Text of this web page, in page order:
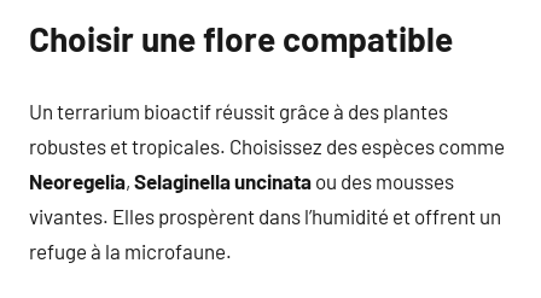
Choisir une flore compatible
Un terrarium bioactif réussit grâce à des plantes
robustes et tropicales. Choisissez des espèces comme
Neoregelia, Selaginella uncinata ou des mousses
vivantes. Elles prospèrent dans l’humidité et offrent un
refuge à la microfaune.